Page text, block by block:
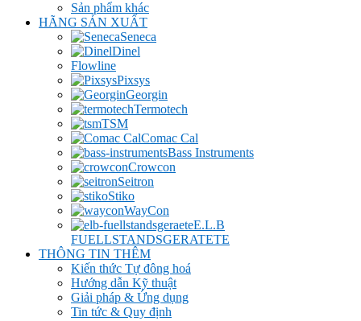
Sản phẩm khác
HÃNG SẢN XUẤT
Seneca
Dinel
Flowline
Pixsys
Georgin
Termotech
TSM
Comac Cal
Bass Instruments
Crowcon
Seitron
Stiko
WayCon
E.L.B
FUELLSTANDSGERATETE
THÔNG TIN THÊM
Kiến thức Tự đông hoá
Hướng dẫn Kỹ thuật
Giải pháp & Ứng dụng
Tin tức & Quy định